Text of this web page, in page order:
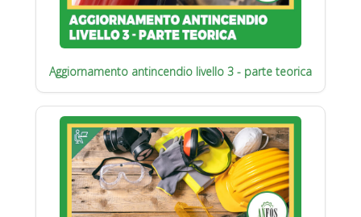
Aggiornamento antincendio livello 3 - parte teorica